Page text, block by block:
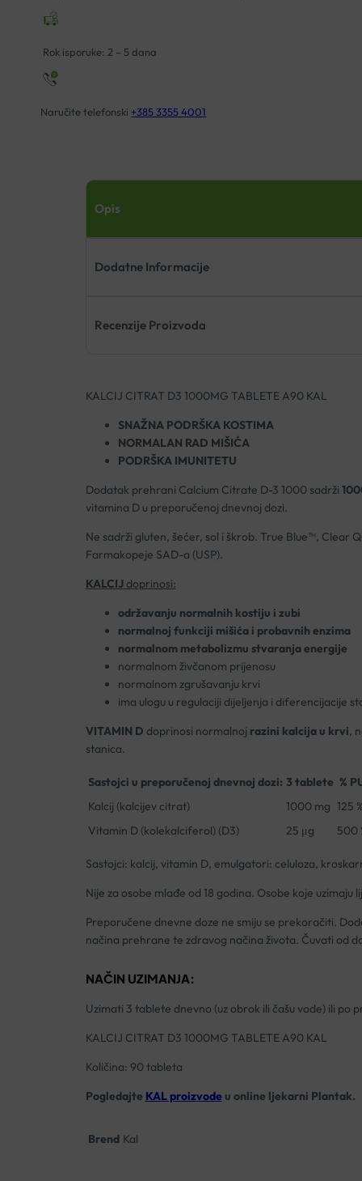
količina
Rok isporuke: 2 – 5 dana
Naručite telefonski +385 3355 4001
Opis
Dodatne Informacije
Recenzije Proizvoda
KALCIJ CITRAT D3 1000MG TABLETE A90 KAL
SNAŽNA PODRŠKA KOSTIMA
NORMALAN RAD MIŠIĆA
PODRŠKA IMUNITETU
Dodatak prehrani Calcium Citrate D-3 1000 sadrži
vitamina D u preporučenoj dnevnoj dozi.
Ne sadrži gluten, šećer, sol i škrob. True Blue™, Clear
Farmakopeje SAD-a (USP).
KALCIJdoprinosi:
održavanju normalnih kostiju i zubi
normalnoj funkciji mišića i probavnih enzima
normalnom metabolizmu stvaranja energije
normalnom živčanom prijenosu
normalnom zgrušavanju krvi
ima ulogu u regulaciji dijeljenja i diferencijacije
VITAMIN D doprinosi normalnoj razini kalcija u krvi,
stanica.
Sastojci u preporučenoj dnevnoj dozi: 3 tablete %
Kalcij (kalcijev citrat)
1000 mg 125
Vitamin D (kolekalciferol) (D3)
25 μg 500
Sastojci: kalcij, vitamin D, emulgatori: celuloza,
Nije za osobe mlađe od 18 godina. Osobe koje
Preporučene dnevne doze ne smiju se prekoračiti.
načina prehrane te zdravog načina života. Čuvati od
NAČIN UZIMANJA:
Uzimati 3 tablete dnevno (uz obrok ili čašu vode) ili po
KALCIJ CITRAT D3 1000MG TABLETE A90 KAL
Količina: 90 tableta
Pogledajte KAL proizvodeu online ljekarni Plantak.
Brend Kal